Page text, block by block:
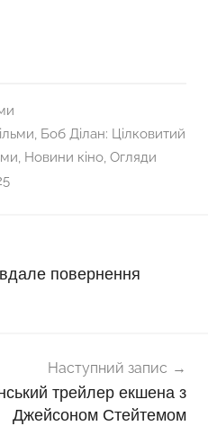
, Боб Ділан: Цілковитий
, Новини кіно, Огляди
повернення
Наступний запис
трейлер екшена з
Джейсоном Стейтемом